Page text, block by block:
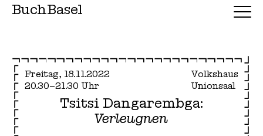
BuchBasel
Freitag, 18.11.2022
20.30–21.30 Uhr
Volkshaus
Unionsaal
Tsitsi Dangarembga:
Verleugnen